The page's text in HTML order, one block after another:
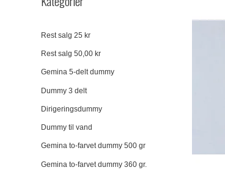
Rest salg 25 kr
Rest salg 50,00 kr
Gemina 5-delt dummy
Dummy 3 delt
Dirigeringsdummy
Dummy til vand
Gemina to-farvet dummy 500 gr
Gemina to-farvet dummy 360 gr.